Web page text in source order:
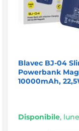
dispositivi in
e goditi la
Blavec BJ-04
Powerbank
10000mAh,
Disponibile,